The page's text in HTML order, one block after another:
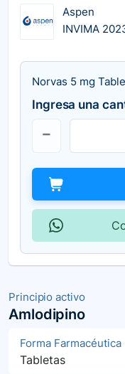
Principio activo
Amlodipino
Forma Farmacéutica
Tabletas
Aspen
INVIMA
Norvas 5 mg
Ingresa una